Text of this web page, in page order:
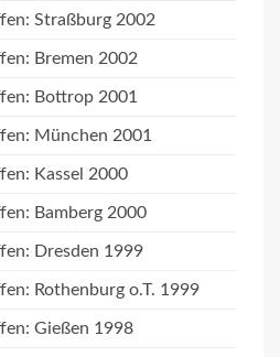
Straßburg 2002
Bremen 2002
Bottrop 2001
München 2001
Kassel 2000
Bamberg 2000
Dresden 1999
Rothenburg o.T. 1999
Gießen 1998